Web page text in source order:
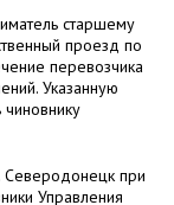
старшему
проезд по
перевозчика
Указанную
при
Управления